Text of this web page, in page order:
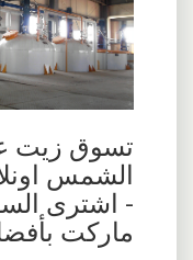
تسوق زيت
الشمس
- اشترى
ماركت